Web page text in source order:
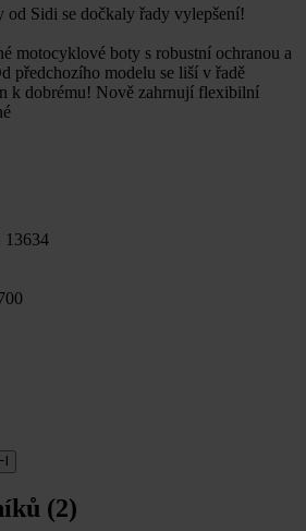
od Sidi se dočkaly řady vylepšení!
motocyklové boty s robustní ochranou a
předchozího modelu se liší v řadě
k dobrému! Nově zahrnují flexibilní
13634
(2)